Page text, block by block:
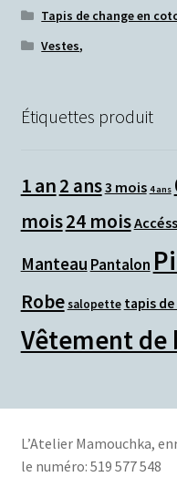
Tapis de change en
Vestes,
Étiquettes produit
1 an2 ans3 mois 4 ans
mois24 mois
Manteau Pantalon
Robe salopette tapis
Vêtement de
L’Atelier Mamouchka, e
le numéro: 519 577 548